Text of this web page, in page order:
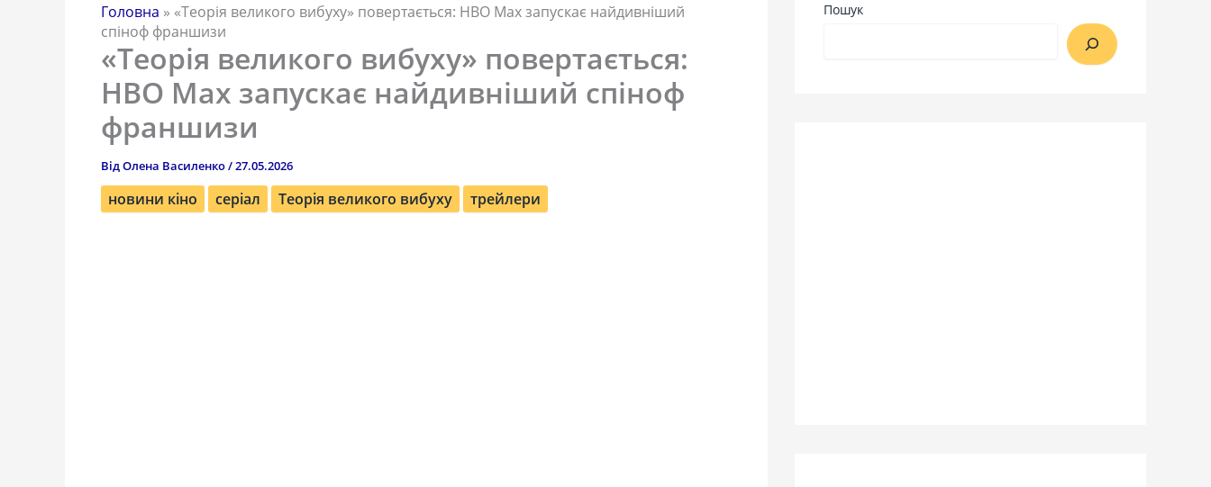
Головна » «Теорія великого вибуху» повертається: HBO Max запускає найдивніший
спіноф франшизи
«Теорія великого вибуху» повертається:
HBO Max запускає найдивніший спіноф
франшизи
ВідОлена Василенко/27.05.2026
новини кіно серіал Теорія великого вибуху трейлери
Пошук